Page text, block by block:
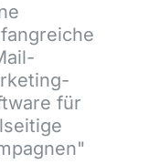
für